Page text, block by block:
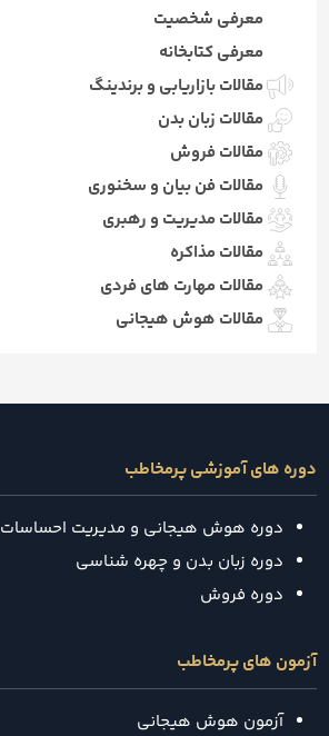
معرفی شخصیت
معرفی کتابخانه
مقالات بازاریابی و برندینگ
مقالات زبان بدن
مقالات فروش
مقالات فن بیان و سخنوری
مقالات مدیریت و رهبری
مقالات مذاکره
مقالات مهارت های فردی
مقالات هوش هیجانی
دوره های آموزشی پرمخاطب
دوره هوش هیجانی و مدیریت احساسات
دوره زبان بدن و چهره شناسی
دوره فروش
آزمون های پرمخاطب
آزمون هوش هیجانی